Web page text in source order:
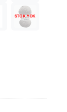
STOK YOK